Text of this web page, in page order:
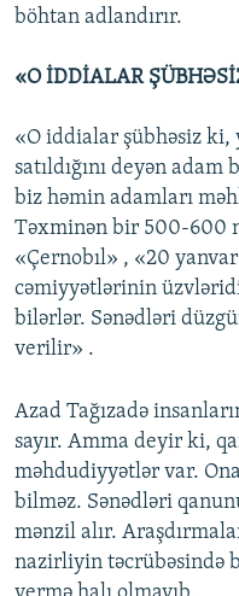
böhtan adlandırır.
«O İDDİALAR
«O iddialar şübhəsiz ki,
satıldığını deyən
biz həmin adamları
Təxminən bir 500-600
«Çernobıl» , «20
cəmiyyətlərinin
bilərlər. Sənədləri
verilir» .
Azad Tağızadə
sayır. Amma deyir ki,
məhdudiyyətlər var.
bilməz. Sənədləri
mənzil alır.
nazirliyin təcrübəsində